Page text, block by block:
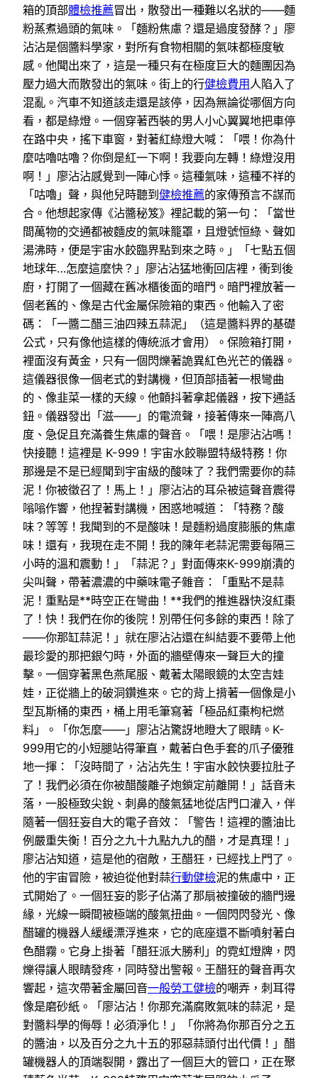
箱的頂部體檢推薦冒出，散發出一種難以名狀的——麵
粉蒸煮過頭的氣味。「麵粉焦慮？還是過度發酵？」廖
沾沾是個醬料學家，對所有食物相關的氣味都極度敏
感。他聞出來了，這是一種只有在極度巨大的麵團因為
壓力過大而散發出的氣味。街上的行健檢費用人陷入了
混亂。汽車不知道該走還是該停，因為無論從哪個方向
看，都是綠燈。一個穿著西裝的男人小心翼翼地把車停
在路中央，搖下車窗，對著紅綠燈大喊：「喂！你為什
麼咕嚕咕嚕？你倒是紅一下啊！我要向左轉！綠燈沒用
啊！」廖沾沾感覺到一陣心悸。這種氣味，這種不祥的
「咕嚕」聲，與他兒時聽到 健檢推薦的家傳預言不謀而
合。他想起家傳《沾醬秘笈》裡記載的第一句：「當世
間萬物的交通都被麵皮的氣味籠罩，且燈號恒綠、聲如
湯沸時，便是宇宙水餃臨界點到來之時。」「七點五個
地球年…怎麼這麼快？」廖沾沾猛地衝回店裡，衝到後
廚，打開了一個藏在舊冰櫃後面的暗門。暗門裡放著一
個老舊的、像是古代金屬保險箱的東西。他輸入了密
碼：「一醬二醋三油四辣五蒜泥」（這是醬料界的基礎
公式，只有像他這樣的傳統派才會用）。保險箱打開，
裡面沒有黃金，只有一個閃爍著詭異紅色光芒的儀器。
這儀器很像一個老式的對講機，但頂部插著一根彎曲
的、像韭菜一樣的天線。他顫抖著拿起儀器，按下通話
鈕。儀器發出「滋——」的電流聲，接著傳來一陣高八
度、急促且充滿養生焦慮的聲音。「喂！是廖沾沾嗎！
快接聽！這裡是 K-999！宇宙水餃聯盟特級特務！你
那邊是不是已經聞到宇宙級的酸味了？我們需要你的蒜
泥！你被徵召了！馬上！」廖沾沾的耳朵被這聲音震得
嗡嗡作響，他捏著對講機，困惑地喊道：「特務？酸
味？等等！我聞到的不是酸味！是麵粉過度膨脹的焦慮
味！還有，我現在走不開！我的陳年老蒜泥需要每隔三
小時的溫和震動！」「蒜泥？」對面傳來K-999崩潰的
尖叫聲，帶著濃濃的中藥味電子雜音：「重點不是蒜
泥！重點是**時空正在彎曲！**我們的推進器快沒紅棗
了！快！我們在你的後院！別帶任何多餘的東西！除了
——你那缸蒜泥！」就在廖沾沾還在糾結要不要帶上他
最珍愛的那把銀勺時，外面的牆壁傳來一聲巨大的撞
擊。一個穿著黑色燕尾服、戴著太陽眼鏡的太空吉娃
娃，正從牆上的破洞鑽進來。它的背上揹著一個像是小
型瓦斯桶的東西，桶上用毛筆寫著「極品紅棗枸杞燃
料」。「你怎麼——」廖沾沾驚訝地瞪大了眼睛。K-
999用它的小短腿站得筆直，戴著白色手套的爪子優雅
地一揮：「沒時間了，沾沾先生！宇宙水餃快要拉肚子
了！我們必須在你被醋酸離子炮鎖定前離開！」話音未
落，一股極致尖銳、刺鼻的酸氣猛地從店門口灌入，伴
隨著一個狂妄自大的電子音效：「警告！這裡的醬油比
例嚴重失衡！百分之九十九點九九的醋，才是真理！」
廖沾沾知道，這是他的宿敵，王醋狂，已經找上門了。
他的宇宙冒險，被迫從他對蒜行動健檢泥的焦慮中，正
式開始了。一個狂妄的影子佔滿了那扇被撞破的牆門邊
緣，光線一瞬間被極端的酸氣扭曲。一個閃閃發光、像
醋罐的機器人緩緩漂浮進來，它的底座還不斷噴射著白
色醋霧。它身上掛著「醋狂派大勝利」的霓虹燈牌，閃
爍得讓人眼睛發疼，同時發出警報。王醋狂的聲音再次
響起，這次帶著金屬回音一般勞工健檢的嘲弄，刺耳得
像是磨砂紙。「廖沾沾！你那充滿腐敗氣味的蒜泥，是
對醬料學的侮辱！必須淨化！」「你將為你那百分之五
的醬油，以及百分之九十五的邪惡蒜頭付出代價！」醋
罐機器人的頂端裂開，露出了一個巨大的管口，正在聚